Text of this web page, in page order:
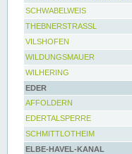
SCHWABELWEIS
THEBNERSTRASSL
VILSHOFEN
WILDUNGSMAUER
WILHERING
EDER
AFFOLDERN
EDERTALSPERRE
SCHMITTLOTHEIM
ELBE-HAVEL-KANAL